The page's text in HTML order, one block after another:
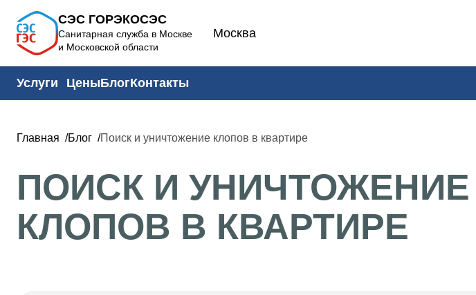
СЭС ГОРЭКОСЭС
Санитарная служба в Москве
и Московской области
Москва
Услуги ЦеныБлогКонтакты
Главная Блог Поиск и уничтожение клопов в квартире
ПОИСК И УНИЧТОЖЕНИЕ
КЛОПОВ В КВАРТИРЕ